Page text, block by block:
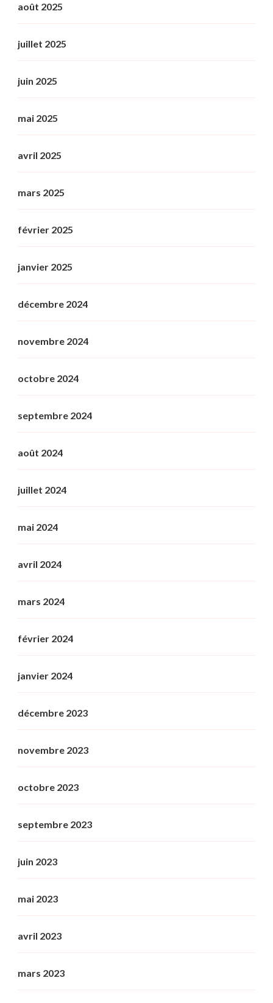
août 2025
juillet 2025
juin 2025
mai 2025
avril 2025
mars 2025
février 2025
janvier 2025
décembre 2024
novembre 2024
octobre 2024
septembre 2024
août 2024
juillet 2024
mai 2024
avril 2024
mars 2024
février 2024
janvier 2024
décembre 2023
novembre 2023
octobre 2023
septembre 2023
juin 2023
mai 2023
avril 2023
mars 2023